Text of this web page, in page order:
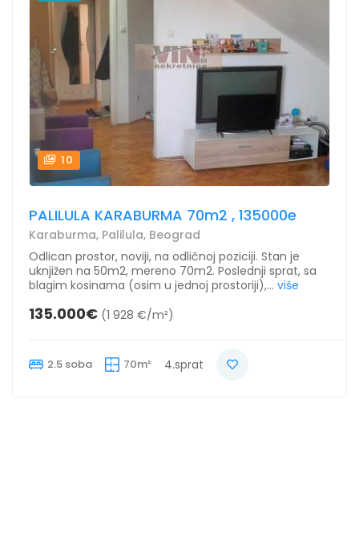
10
PALILULA KARABURMA 70m2 , 135000e
Karaburma, Palilula, Beograd
Odlican prostor, noviji, na odličnoj poziciji. Stan je
uknjižen na 50m2, mereno 70m2. Poslednji sprat, sa
blagim kosinama (osim u jednoj prostoriji),... više
135.000€ (1 928 €/m²)
2.5 soba 70m² 4.sprat